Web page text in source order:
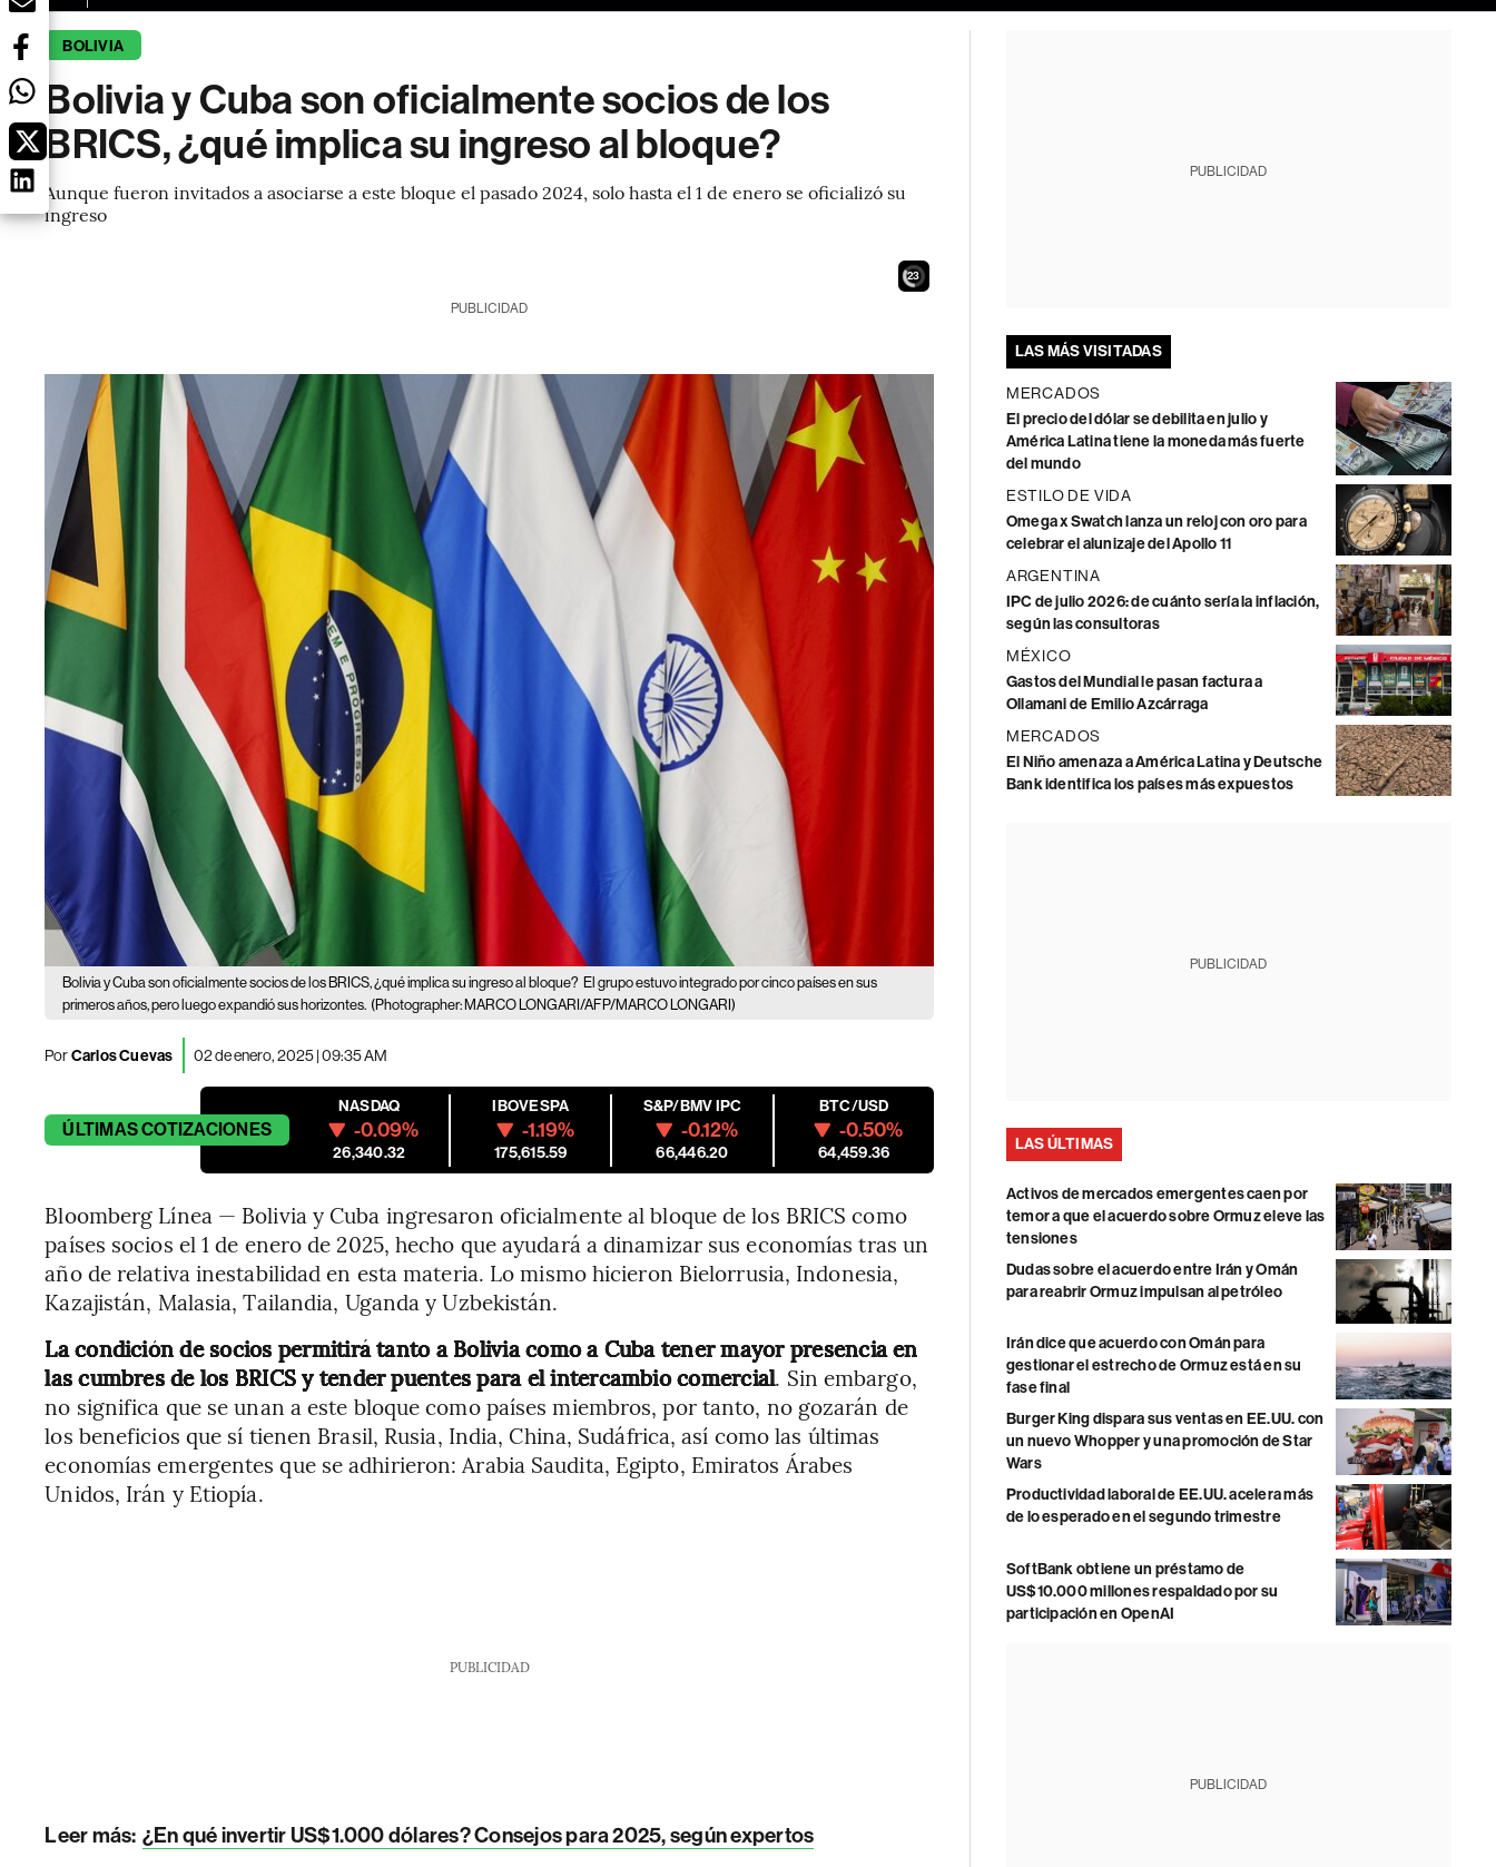
BOLIVIA
Bolivia y Cuba son oficialmente socios de los
BRICS, ¿qué implica su ingreso al bloque?
Aunque fueron invitados a asociarse a este bloque el pasado 2024, solo hasta el 1 de enero se oficializó su
ingreso
21
PUBLICIDAD
Bolivia y Cuba son oficialmente socios de los BRICS, ¿qué implica su ingreso al bloque? El grupo estuvo integrado por cinco países en sus
primeros años, pero luego expandió sus horizontes. (Photographer: MARCO LONGARI/AFP/MARCO LONGARI)
PorCarlos Cuevas 02 de enero, 2025 | 09:35 AM
ÚLTIMASCOTIZACIONES
NASDAQ
-0.09%
26,340.32
IBOVESPA
-1.19%
175,615.59
S&P/BMV IPC
-0.12%
66,446.20
BTC/USD
-0.50%
64,459.36
Bloomberg Línea — Bolivia y Cuba ingresaron oficialmente al bloque de los BRICS como
países socios el 1 de enero de 2025, hecho que ayudará a dinamizar sus economías tras un
año de relativa inestabilidad en esta materia. Lo mismo hicieron Bielorrusia, Indonesia,
Kazajistán, Malasia, Tailandia, Uganda y Uzbekistán.
La condición de socios permitirá tanto a Bolivia como a Cuba tener mayor presencia en
las cumbres de los BRICS y tender puentes para el intercambio comercial. Sin embargo,
no significa que se unan a este bloque como países miembros, por tanto, no gozarán de
los beneficios que sí tienen Brasil, Rusia, India, China, Sudáfrica, así como las últimas
economías emergentes que se adhirieron: Arabia Saudita, Egipto, Emiratos Árabes
Unidos, Irán y Etiopía.
PUBLICIDAD
Leer más: ¿En qué invertir US$1.000 dólares? Consejos para 2025, según expertos
PUBLICIDAD
LAS MÁS VISITADAS
MERCADOS
El precio del dólar se debilita en julio y
América Latina tiene la moneda más fuerte
del mundo
ESTILO DE VIDA
Omega x Swatch lanza un reloj con oro para
celebrar el alunizaje del Apollo 11
ARGENTINA
IPC de julio 2026: de cuánto sería la inflación,
según las consultoras
MÉXICO
Gastos del Mundial le pasan factura a
Ollamani de Emilio Azcárraga
MERCADOS
El Niño amenaza a América Latina y Deutsche
Bank identifica los países más expuestos
PUBLICIDAD
LAS ÚLTIMAS
Activos de mercados emergentes caen por
temor a que el acuerdo sobre Ormuz eleve las
tensiones
Dudas sobre el acuerdo entre Irán y Omán
para reabrir Ormuz impulsan al petróleo
Irán dice que acuerdo con Omán para
gestionar el estrecho de Ormuz está en su
fase final
Burger King dispara sus ventas en EE.UU. con
un nuevo Whopper y una promoción de Star
Wars
Productividad laboral de EE.UU. acelera más
de lo esperado en el segundo trimestre
SoftBank obtiene un préstamo de
US$10.000 millones respaldado por su
participación en OpenAI
PUBLICIDAD